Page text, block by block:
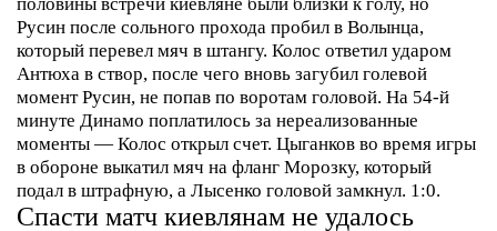
Русин после сольного прохода пробил в Волынца,
который перевел мяч в штангу. Колос ответил ударом
Антюха в створ, после чего вновь загубил голевой
момент Русин, не попав по воротам головой. На 54-й
минуте Динамо поплатилось за нереализованные
моменты — Колос открыл счет. Цыганков во время игры
в обороне выкатил мяч на фланг Морозку, который
подал в штрафную, а Лысенко головой замкнул. 1:0.
Спасти матч киевлянам не удалось